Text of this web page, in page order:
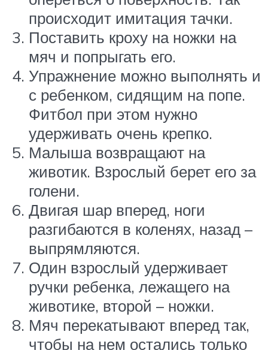
происходит имитация тачки.
Поставить кроху на ножки на
мяч и попрыгать его.
Упражнение можно выполнять и
с ребенком, сидящим на попе.
Фитбол при этом нужно
удерживать очень крепко.
Малыша возвращают на
животик. Взрослый берет его за
голени.
Двигая шар вперед, ноги
разгибаются в коленях, назад –
выпрямляются.
Один взрослый удерживает
ручки ребенка, лежащего на
животике, второй – ножки.
Мяч перекатывают вперед так,
чтобы на нем остались только